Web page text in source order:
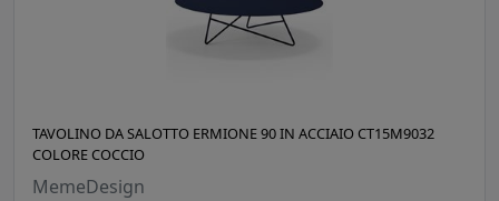
TAVOLINO DA SALOTTO ERMIONE 90 IN ACCIAIO CT15M9032
COLORE COCCIO
MemeDesign